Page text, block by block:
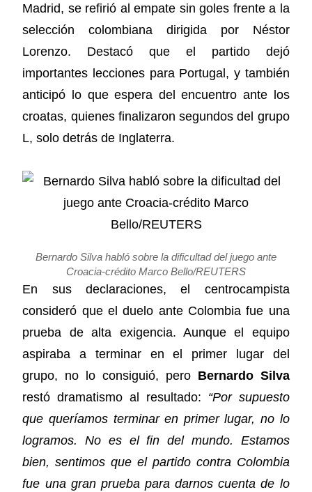
Madrid, se refirió al empate sin goles frente a la
selección colombiana dirigida por Néstor
Lorenzo. Destacó que el partido dejó
importantes lecciones para Portugal, y también
anticipó lo que espera del encuentro ante los
croatas, quienes finalizaron segundos del grupo
L, solo detrás de Inglaterra.
Bernardo Silva habló sobre la dificultad del juego ante
Croacia-crédito Marco Bello/REUTERS
En sus declaraciones, el centrocampista
consideró que el duelo ante Colombia fue una
prueba de alta exigencia. Aunque el equipo
aspiraba a terminar en el primer lugar del
grupo, no lo consiguió, pero Bernardo Silva
restó dramatismo al resultado: “Por supuesto
que queríamos terminar en primer lugar, no lo
logramos. No es el fin del mundo. Estamos
bien, sentimos que el partido contra Colombia
fue una gran prueba para darnos cuenta de lo